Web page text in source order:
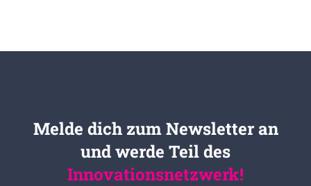
Melde dich zum Newsletter an
und werde Teil des
Innovationsnetzwerk!